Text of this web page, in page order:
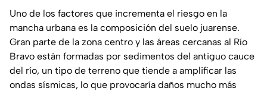
Uno de los factores que incrementa el riesgo en la
mancha urbana es la composición del suelo juarense.
Gran parte de la zona centro y las áreas cercanas al Río
Bravo están formadas por sedimentos del antiguo cauce
del río, un tipo de terreno que tiende a amplificar las
ondas sísmicas, lo que provocaría daños mucho más